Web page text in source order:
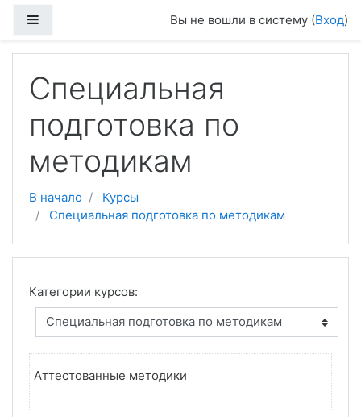
Вы не вошли в систему (Вход)
Специальная
подготовка по
методикам
В начало
Курсы
Специальная подготовка по методикам
Категории курсов:
Аттестованные методики